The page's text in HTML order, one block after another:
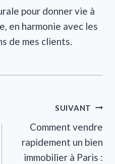
pour donner vie à
en harmonie avec les
de mes clients.
SUIVANT
Comment vendre
rapidement un bien
immobilier à Paris :